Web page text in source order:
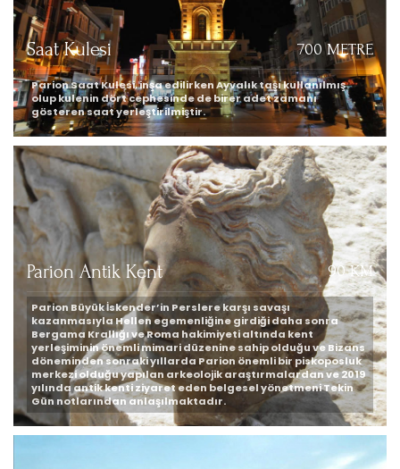
Saat Kulesi 700 METRE
Parion Saat Kulesi, inşa edilirken Ayvalık taşı kullanılmış
olup kulenin dört cephesinde de birer adet zamanı
gösteren saat yerleştirilmiştir.
Parion Antik Kent 90 KM
Parion Büyük İskender’in Perslere karşı savaşı
kazanmasıyla Hellen egemenliğine girdiği daha sonra
Bergama Krallığı ve Roma hakimiyeti altında kent
yerleşiminin önemli mimari düzenine sahip olduğu ve Bizans
döneminden sonraki yıllarda Parion önemli bir piskoposluk
merkezi olduğu yapılan arkeolojik araştırmalardan ve 2019
yılında antik kenti ziyaret eden belgesel yönetmeni Tekin
Gün notlarından anlaşılmaktadır.